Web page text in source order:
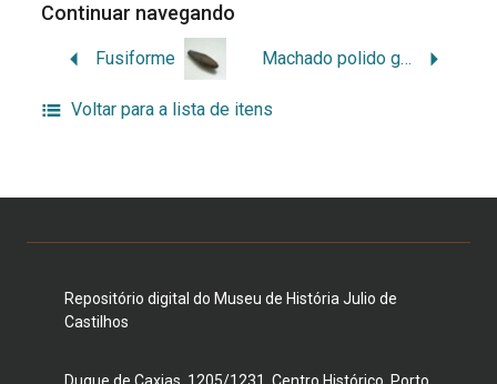
Continuar navegando
Fusiforme Machado polido guarani
Voltar para a lista de itens
Repositório digital do Museu de História Julio de
Castilhos